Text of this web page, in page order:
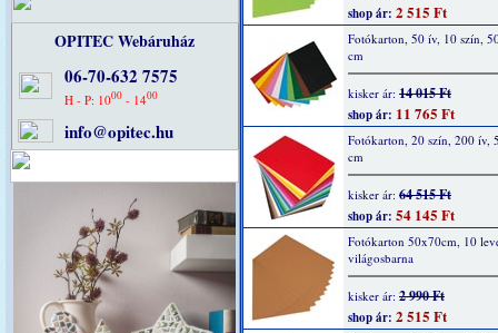
OPITEC Webáruház
06-70-632 7575
H - P: 1000- 1400
info@opitec.hu
shop ár: 2 515 Ft
Fotókarton, 50 ív, 10 szín,
cm
kisker ár: 14 015 Ft
shop ár: 11 765 Ft
Fotókarton, 20 szín, 200 ív,
cm
kisker ár: 64 515 Ft
shop ár: 54 145 Ft
Fotókarton 50x70cm, 10
világosbarna
kisker ár: 2 990 Ft
shop ár: 2 515 Ft